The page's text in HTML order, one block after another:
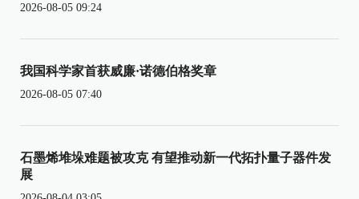
2026-08-05 09:24
我国科学家首获威廉·诺德伯格奖章
2026-08-05 07:40
石墨烯堆垛难题被攻克 有望推动新一代拓扑量子器件发
展